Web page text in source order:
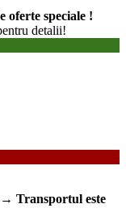
oferte speciale !
detalii!
→ Transportul este